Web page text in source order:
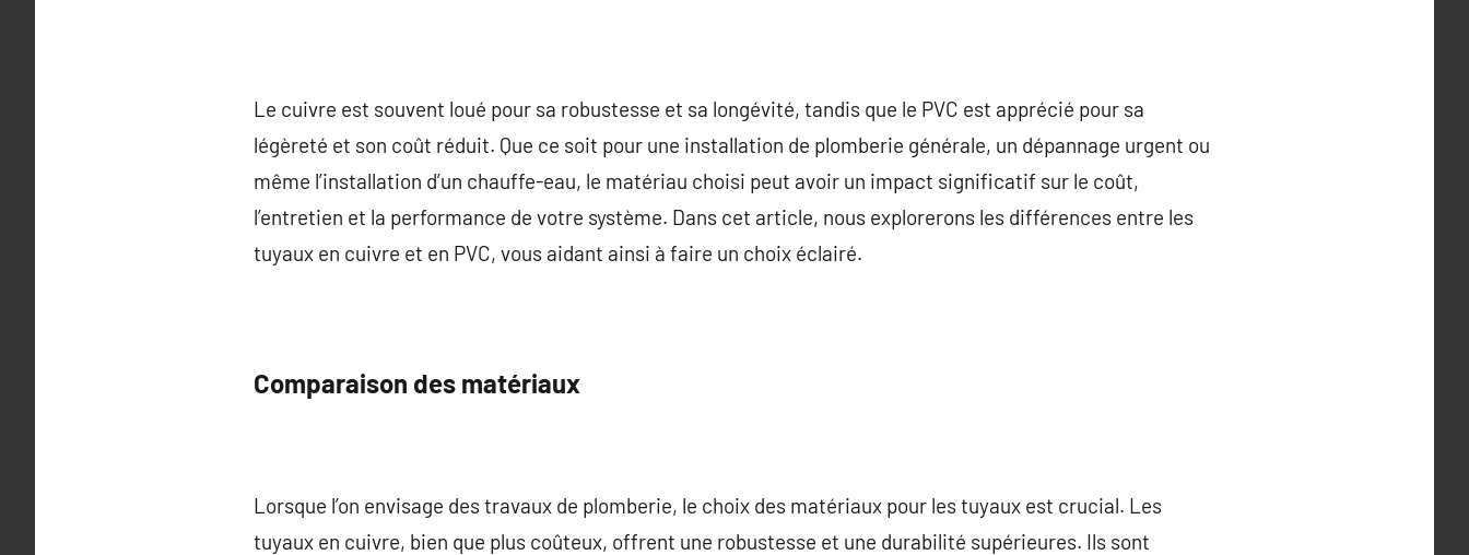
Le cuivre est souvent loué pour sa robustesse et sa longévité, tandis que le PVC est apprécié pour sa
légèreté et son coût réduit. Que ce soit pour une installation de plomberie générale, un dépannage urgent ou
même l’installation d’un chauffe-eau, le matériau choisi peut avoir un impact significatif sur le coût,
l’entretien et la performance de votre système. Dans cet article, nous explorerons les différences entre les
tuyaux en cuivre et en PVC, vous aidant ainsi à faire un choix éclairé.
Comparaison des matériaux
Lorsque l’on envisage des travaux de plomberie, le choix des matériaux pour les tuyaux est crucial. Les
tuyaux en cuivre, bien que plus coûteux, offrent une robustesse et une durabilité supérieures. Ils sont